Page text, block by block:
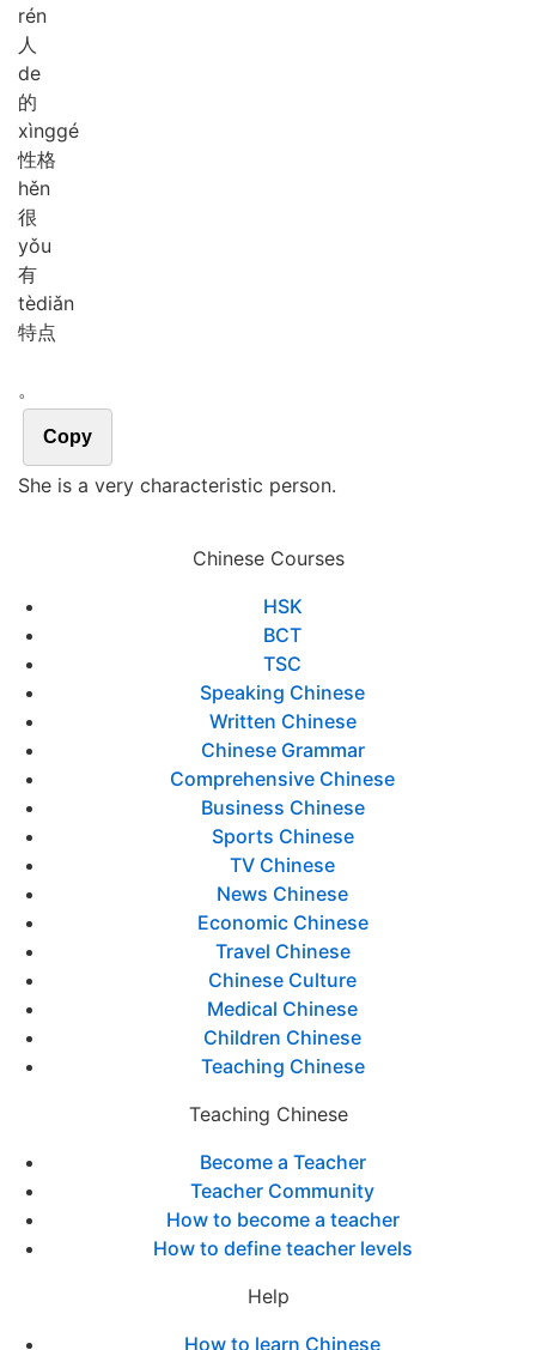
rén
人
de
的
xìnggé
性格
hěn
很
yǒu
有
tèdiǎn
特点
。
Copy
She is a very characteristic person.
Chinese Courses
HSK
BCT
TSC
Speaking Chinese
Written Chinese
Chinese Grammar
Comprehensive Chinese
Business Chinese
Sports Chinese
TV Chinese
News Chinese
Economic Chinese
Travel Chinese
Chinese Culture
Medical Chinese
Children Chinese
Teaching Chinese
Teaching Chinese
Become a Teacher
Teacher Community
How to become a teacher
How to define teacher levels
Help
How to learn Chinese